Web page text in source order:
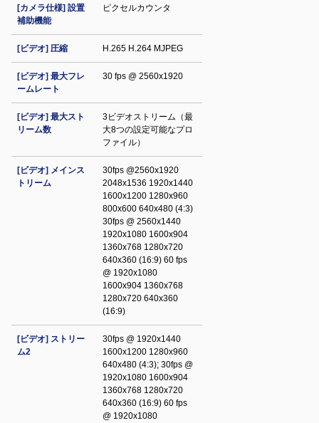
[カメラ仕様] 設置
補助機能
ピクセルカウンタ
[ビデオ] 圧縮 H.265 H.264 MJPEG
[ビデオ] 最大フレ
ームレート
30 fps @ 2560x1920
[ビデオ] 最大スト
リーム数
3ビデオストリーム（最
大8つの設定可能なプロ
ファイル）
[ビデオ] メインス
トリーム
30fps @2560x1920
2048x1536 1920x1440
1600x1200 1280x960
800x600 640x480 (4:3)
30fps @ 2560x1440
1920x1080 1600x904
1360x768 1280x720
640x360 (16:9) 60 fps
@ 1920x1080
1600x904 1360x768
1280x720 640x360
(16:9)
[ビデオ] ストリー
ム2
30fps @ 1920x1440
1600x1200 1280x960
640x480 (4:3); 30fps @
1920x1080 1600x904
1360x768 1280x720
640x360 (16:9) 60 fps
@ 1920x1080